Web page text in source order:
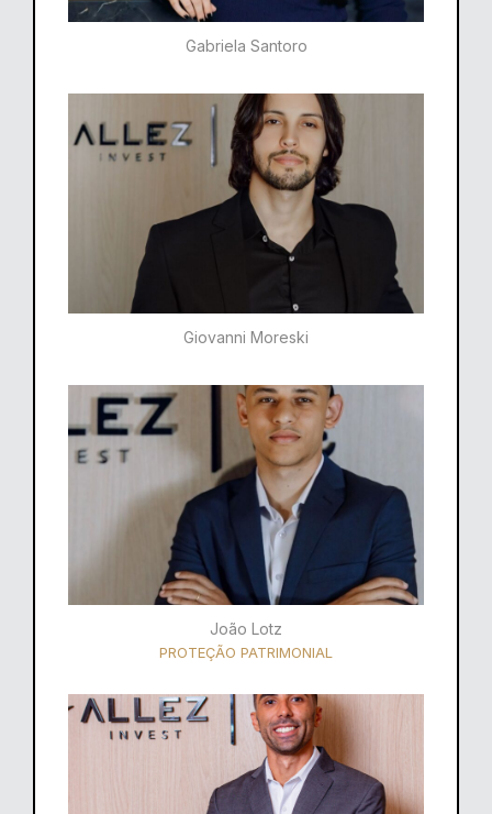
Gabriela Santoro​
Giovanni Moreski
João Lotz
PROTEÇÃO PATRIMONIAL